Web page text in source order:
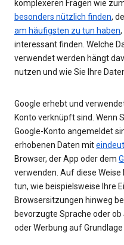
komplexeren Fragen wie
besonders nützlich finden,
am häufigsten zu tun haben
interessant finden. Welche
verwendet werden hängt
nutzen und wie Sie Ihre
Google erhebt und
Konto verknüpft sind. Wenn
Google-Konto angemeldet
erhobenen Daten mit
Browser, der App oder dem
verwenden. Auf diese
tun, wie beispielsweise Ihre
Browsersitzungen hinweg
bevorzugte Sprache oder
oder Werbung auf